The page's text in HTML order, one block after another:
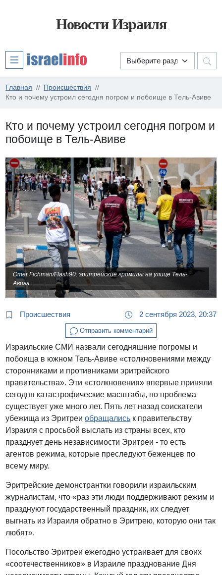
Новости Израиля
Главная
Происшествия
Кто и почему устроил сегодня погром и побоище в Тель-Авиве
Кто и почему устроил сегодня погром и
побоище в Тель-Авиве
Omer Fichman/Flash90: эритрейские громилы на улице Тель-
Авива
Происшествия 2 сентября 2023, 20:37
Отправить комментарий
Израильские СМИ назвали сегодняшние погромы и
побоища в южном Тель-Авиве «столкновениями между
сторонниками и противниками эритрейского
правительства». Эти «столкновения» впервые приняли
сегодня катастрофические масштабы, но проблема
существует уже много лет. Пять лет назад соискатели
убежища из Эритреиобращались к правительству
Израиля с просьбой выслать из страны всех, кто
празднует день независимости Эритреи - то есть
агентов режима, которые преследуют беженцев по
всему миру.
Эритрейские демонстрантки говорили израильским
журналистам, что «раз эти люди поддерживают режим и
празднуют государственный праздник, их следует
выгнать из Израиля обратно в Эритрею, которую они так
любят».
Посольство Эритреи ежегодно устраивает для своих
«соотечественников» в Израиле празднование Дня